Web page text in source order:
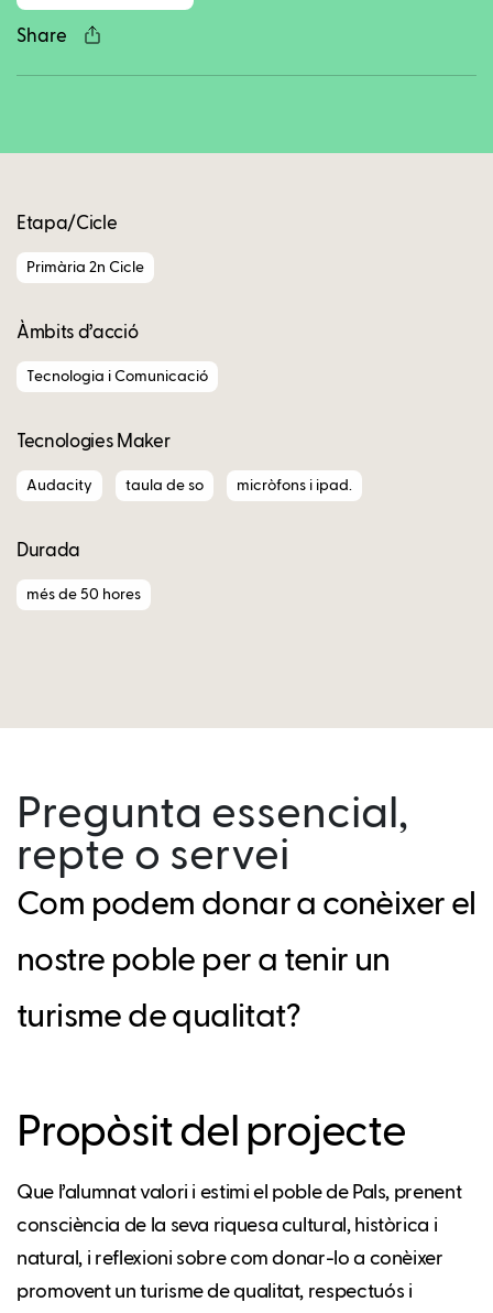
Share
Etapa/Cicle
Primària 2n Cicle
Àmbits d’acció
Tecnologia i Comunicació
Tecnologies Maker
Audacity taula de so micròfons i ipad.
Durada
més de 50 hores
Pregunta essencial,
repte o servei
Com podem donar a conèixer el
nostre poble per a tenir un
turisme de qualitat?
Propòsit del projecte
Que l’alumnat valori i estimi el poble de Pals, prenent
consciència de la seva riquesa cultural, històrica i
natural, i reflexioni sobre com donar-lo a conèixer
promovent un turisme de qualitat, respectuós i